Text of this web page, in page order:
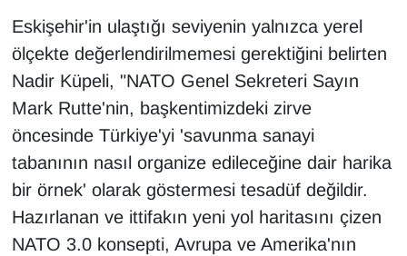
Eskişehir'in ulaştığı seviyenin yalnızca yerel
ölçekte değerlendirilmemesi gerektiğini belirten
Nadir Küpeli, "NATO Genel Sekreteri Sayın
Mark Rutte'nin, başkentimizdeki zirve
öncesinde Türkiye'yi 'savunma sanayi
tabanının nasıl organize edileceğine dair harika
bir örnek' olarak göstermesi tesadüf değildir.
Hazırlanan ve ittifakın yeni yol haritasını çizen
NATO 3.0 konsepti, Avrupa ve Amerika'nın